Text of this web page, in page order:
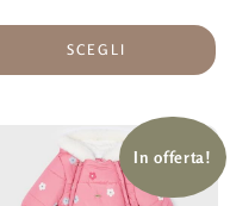
SCEGLI
In offerta!